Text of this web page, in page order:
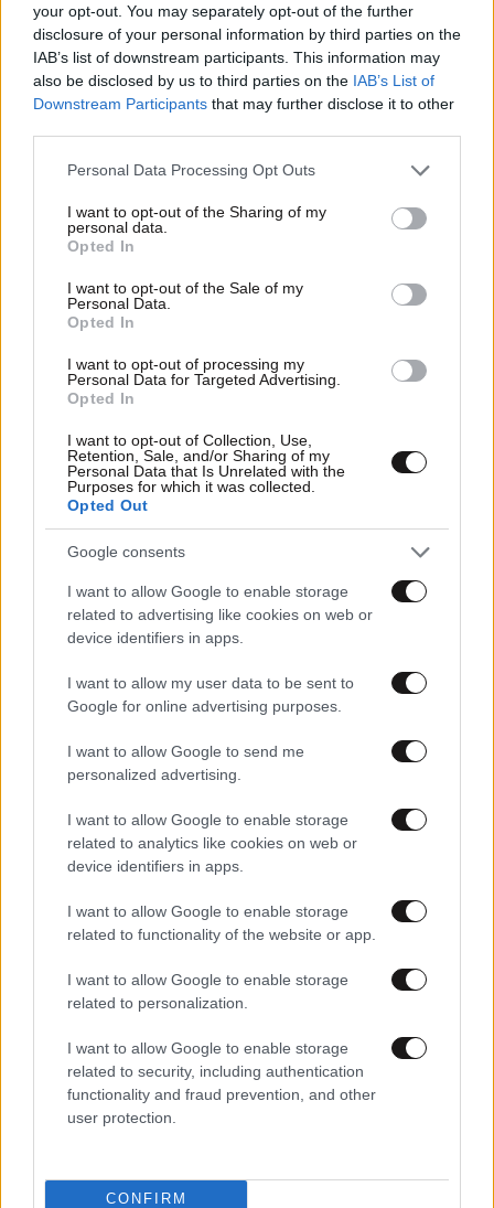
your opt-out. You may separately opt-out of the further
disclosure of your personal information by third parties on the
IAB’s list of downstream participants. This information may
also be disclosed by us to third parties on the IAB’s List of
Downstream Participants that may further disclose it to other
Please note that this website/app uses one or more Google
not limited to your visit or usage behaviour. You may click to
grant or deny consent to Google and its third-party tags to
use your data for below specified purposes in below Google
consent section.
Personal Data Processing Opt Outs
I want to opt-out of the Sharing of my
personal data.
Opted In
I want to opt-out of the Sale of my
Personal Data.
Opted In
I want to opt-out of processing my
Personal Data for Targeted Advertising.
Opted In
I want to opt-out of Collection, Use,
Retention, Sale, and/or Sharing of my
Personal Data that Is Unrelated with the
Purposes for which it was collected.
Opted Out
Google consents
I want to allow Google to enable storage
related to advertising like cookies on web or
device identifiers in apps.
I want to allow my user data to be sent to
Google for online advertising purposes.
I want to allow Google to send me
personalized advertising.
I want to allow Google to enable storage
related to analytics like cookies on web or
device identifiers in apps.
I want to allow Google to enable storage
related to functionality of the website or app.
I want to allow Google to enable storage
related to personalization.
I want to allow Google to enable storage
related to security, including authentication
functionality and fraud prevention, and other
user protection.
CONFIRM
Έχει μπει «κόφτης» στις προτάσεις ονομάτων για τον
ανασχηματισμό – Ποιοι μπορούν να αλλάξουν τις
Οι δύο νέες συμφωνίες που υπέγραψαν Μητσοτάκης -
Ερντογάν, η κινητικότητα Τσίπρα για το Μακεδονικό και
η επίθεση που ετοιμάζει ο Ανδρουλάκης
13·05·2024 07:00
Ο τρόπος για ήρεμες μέρες με την Τουρκία, η οργή